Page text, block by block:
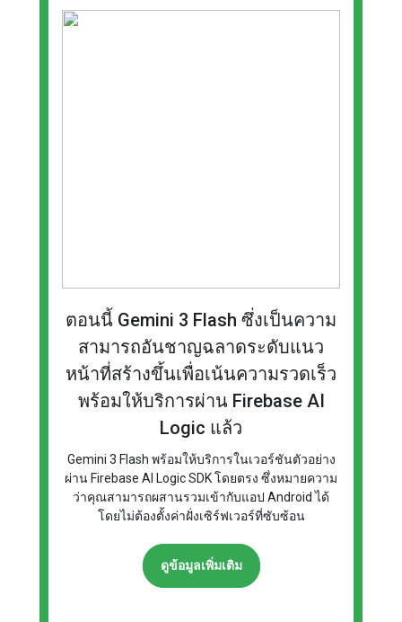
ตอนนี้ Gemini 3 Flash ซึ่งเป็นความ
สามารถอันชาญฉลาดระดับแนว
หน้าที่สร้างขึ้นเพื่อเน้นความรวดเร็ว
พร้อมให้บริการผ่าน Firebase AI
Logic แล้ว
Gemini 3 Flash พร้อมให้บริการในเวอร์ชันตัวอย่าง
ผ่าน Firebase AI Logic SDK โดยตรง ซึ่งหมายความ
ว่าคุณสามารถผสานรวมเข้ากับแอป Android ได้
โดยไม่ต้องตั้งค่าฝั่งเซิร์ฟเวอร์ที่ซับซ้อน
ดูข้อมูลเพิ่มเติม